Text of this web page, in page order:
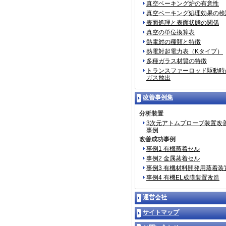
真空ベーキング炉の有意性
真空ベーキング処理効果の
表面処理と表面状態の関係
真空の単位換算表
熱電対の種類と特徴
熱電対起電力表（Kタイプ）
多種ガラス材質の特徴
トランスファーロッド駆動
ガス放出
改善事例集
分析装置
3次元アトムプローブ装置改
事例
改善成功事例
事例1 有機蒸着セル
事例2 金属蒸着セル
事例3 有機材料開発用蒸着装
事例4 有機EL成膜装置改造
運営会社
サイトマップ